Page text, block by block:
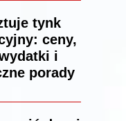
tynk
ceny,
i
porady